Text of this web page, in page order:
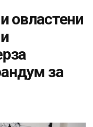
овластени
за